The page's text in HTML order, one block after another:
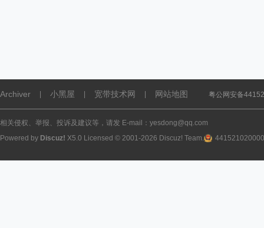
Archiver 小黑屋 宽带技术网 网站地图 粤公网安备
相关侵权、举报、投诉及建议等，请发 E-mail：yesdong@qq.com
Powered by Discuz! X5.0 Licensed © 2001-2026 Discuz! Team.